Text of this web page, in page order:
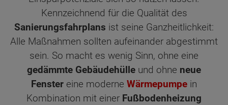
Kennzeichnend für die Qualität des
Sanierungsfahrplans ist seine Ganzheitlichkeit:
Alle Maßnahmen sollten aufeinander abgestimmt
sein. So macht es wenig Sinn, ohne eine
gedämmte Gebäudehülle und ohne neue
Fenster eine moderne Wärmepumpe in
Kombination mit einer Fußbodenheizung